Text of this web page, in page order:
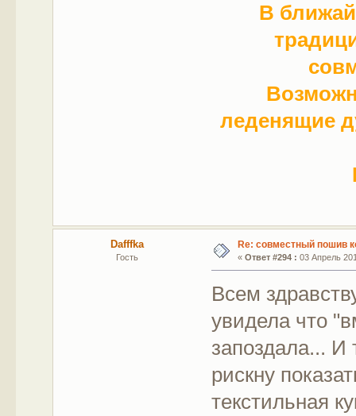
В
леденящие
Dafffka
Гость
Re: совместный пошив
« Ответ #294 : 03 Апрель
Всем
увидела что
запоздала...
рискну
текстильная